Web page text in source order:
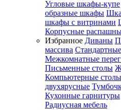
Угловые шкафы-купе
образные шкафы
шкафы с витринами
Корпусные
Избранное Диваны
массива
Межкомнатные
Письменные столы
Компьютерные столы
двухярусные
Кухонные гарнитуры
Радиусная мебель